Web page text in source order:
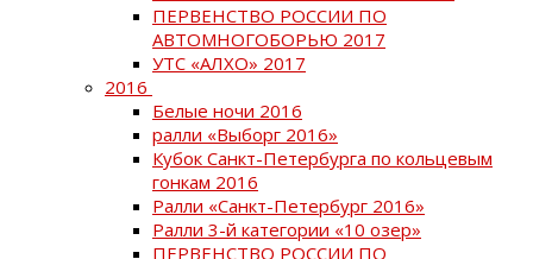
ПЕРВЕНСТВО РОССИИ ПО
АВТОМНОГОБОРЬЮ 2017
УТС «АЛХО» 2017
2016
Белые ночи 2016
ралли «Выборг 2016»
Кубок Санкт-Петербурга по кольцевым
гонкам 2016
Ралли «Санкт-Петербург 2016»
Ралли 3-й категории «10 озер»
ПЕРВЕНСТВО РОССИИ ПО